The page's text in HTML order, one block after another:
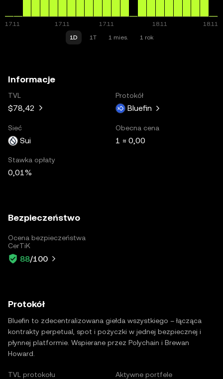
1D 1T 1 mies. 1 rok
Informacje
TVL
$78,42
Protokół
Bluefin
Sieć
Sui
Obecna cena
1 ≈ 0,00
Stawka opłaty
0,01%
Bezpieczeństwo
Ocena bezpieczeństwa
CerTiK
88/100
Protokół
Bluefin to zdecentralizowana giełda wszystkiego – łącząca
kontrakty perpetual, spot i pożyczki w jednej bezpiecznej i
płynnej platformie. Wspierane przez Polychain i Brewan
Howard.
TVL protokołu Aktywne portfele